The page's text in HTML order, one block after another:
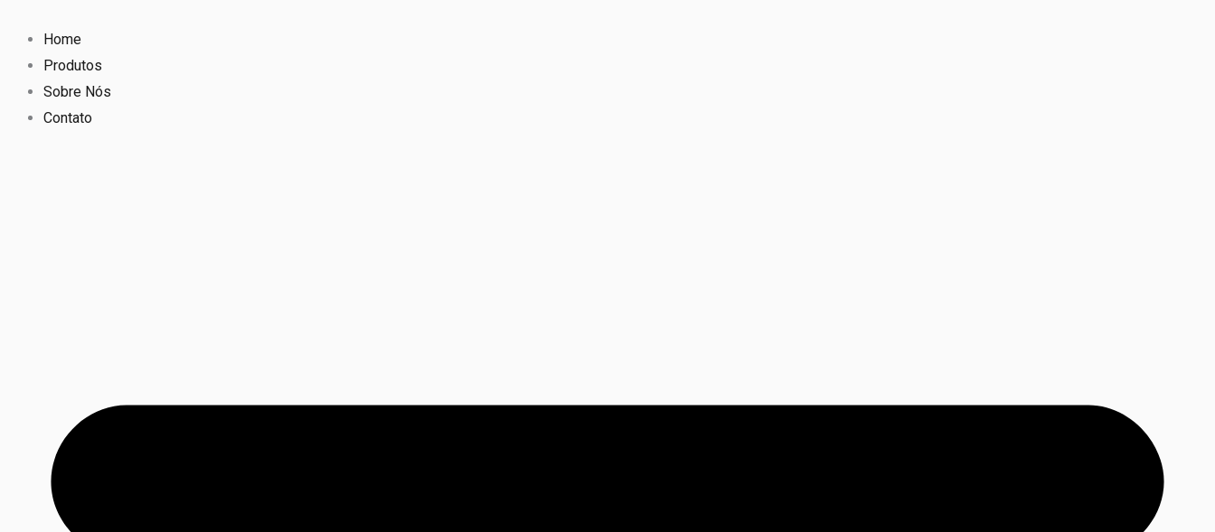
conteúdo
Home
Produtos
Sobre Nós
Contato